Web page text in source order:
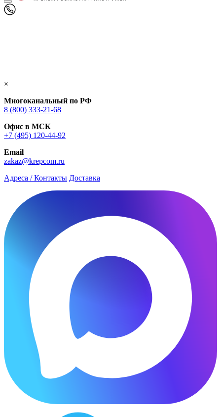
×
Многоканальный по РФ
8 (800) 333‑21-68
Офис в МСК
+7 (495) 120-44-92
Email
zakaz@krepcom.ru
Адреса / Контакты Доставка